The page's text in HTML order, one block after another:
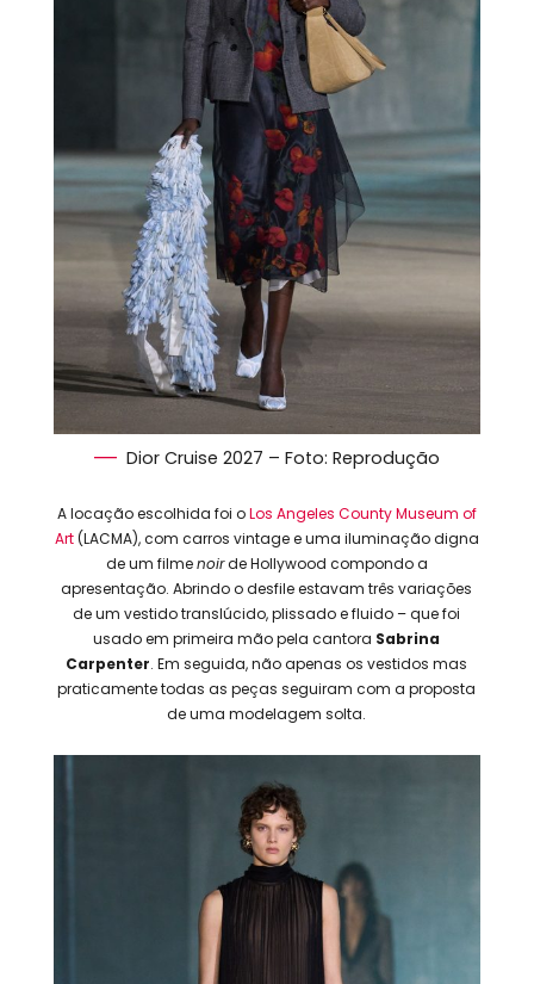
Dior Cruise 2027 – Foto: Reprodução
A locação escolhida foi oLos Angeles County Museum of
Art(LACMA), com carros vintage e uma iluminação digna
de um filmenoirde Hollywood compondo a
apresentação. Abrindo o desfile estavam três variações
de um vestido translúcido, plissado e fluido – que foi
usado em primeira mão pela cantora Sabrina
Carpenter. Em seguida, não apenas os vestidos mas
praticamente todas as peças seguiram com a proposta
de uma modelagem solta.